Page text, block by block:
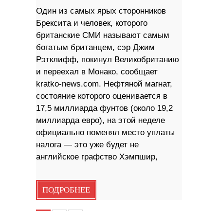
Один из самых ярых сторонников
Брексита и человек, которого
британские СМИ называют самым
богатым британцем, сэр Джим
Рэтклифф, покинул Великобританию
и переехал в Монако, сообщает
kratko-news.com. Нефтяной магнат,
состояние которого оценивается в
17,5 миллиарда фунтов (около 19,2
миллиарда евро), на этой неделе
официально поменял место уплаты
налога — это уже будет не
английское графство Хэмпшир,
ПОДРОБНЕЕ